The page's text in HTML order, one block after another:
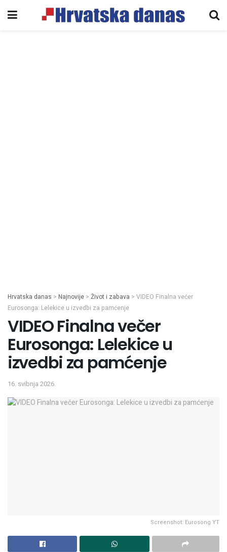
Hrvatska danas > Najnovije > Život i zabava > VIDEO Finalna večer
Eurosonga: Lelekice u izvedbi za pamćenje
VIDEO Finalna večer
Eurosonga: Lelekice u
izvedbi za pamćenje
16. svibnja 2026.
Screenshot: Eurosong YT